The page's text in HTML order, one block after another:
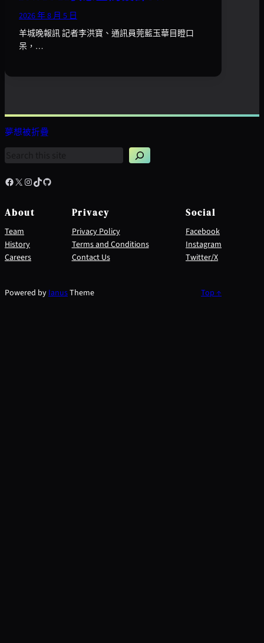
2026 年 8 月 5 日
羊城晚報訊 記者李洪寶、通訊員莞藍玉華目瞪口
呆，…
夢想被折疊
Facebook X Instagram TikTok GitHub
About
Team
History
Careers
Privacy
Privacy Policy
Terms and Conditions
Contact Us
Social
Facebook
Instagram
Twitter/X
Powered by IanusTheme Top ↑